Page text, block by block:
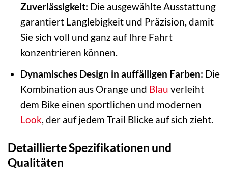
Zuverlässigkeit: Die ausgewählte Ausstattung
garantiert Langlebigkeit und Präzision, damit
Sie sich voll und ganz auf Ihre Fahrt
konzentrieren können.
Dynamisches Design in auffälligen Farben: Die
Kombination aus Orange und Blau verleiht
dem Bike einen sportlichen und modernen
Look, der auf jedem Trail Blicke auf sich zieht.
Detaillierte Spezifikationen und
Qualitäten